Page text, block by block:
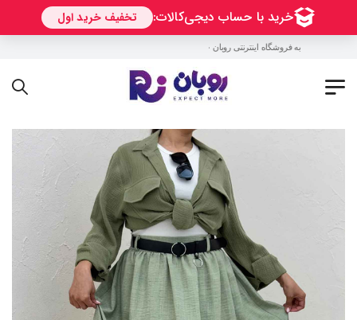
به فروشگاه اینترنتی روبان خوش آمدید !